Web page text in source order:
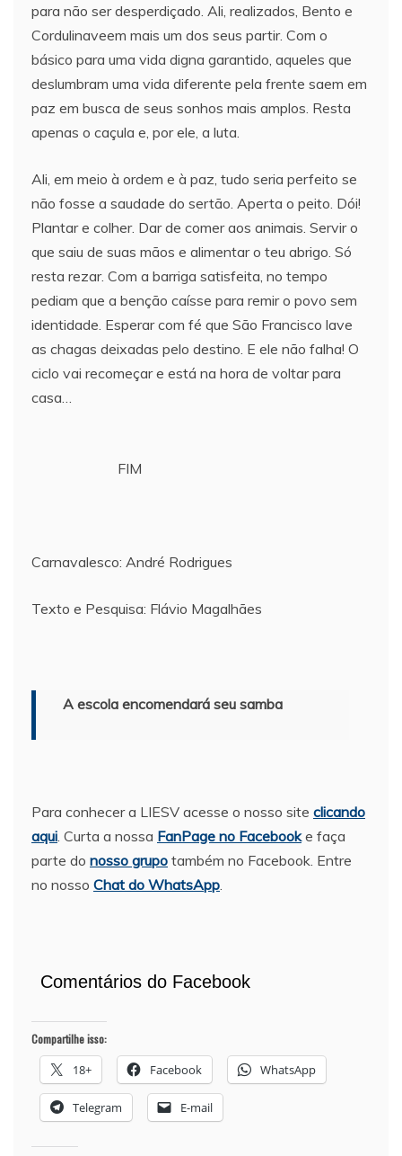
para não ser desperdiçado. Ali, realizados, Bento e
Cordulinaveem mais um dos seus partir. Com o
básico para uma vida digna garantido, aqueles que
deslumbram uma vida diferente pela frente saem em
paz em busca de seus sonhos mais amplos. Resta
apenas o caçula e, por ele, a luta.
Ali, em meio à ordem e à paz, tudo seria perfeito se
não fosse a saudade do sertão. Aperta o peito. Dói!
Plantar e colher. Dar de comer aos animais. Servir o
que saiu de suas mãos e alimentar o teu abrigo. Só
resta rezar. Com a barriga satisfeita, no tempo
pediam que a benção caísse para remir o povo sem
identidade. Esperar com fé que São Francisco lave
as chagas deixadas pelo destino. E ele não falha! O
ciclo vai recomeçar e está na hora de voltar para
casa…
FIM
Carnavalesco: André Rodrigues
Texto e Pesquisa: Flávio Magalhães
A escola encomendará seu samba
Para conhecer a LIESV acesse o nosso site clicando
aqui . Curta a nossa FanPage no Facebooke faça
parte do nosso grupo também no Facebook. Entre
no nosso Chat do WhatsApp
Comentários do Facebook
Compartilhe isso:
18+ Facebook WhatsApp
Telegram E-mail